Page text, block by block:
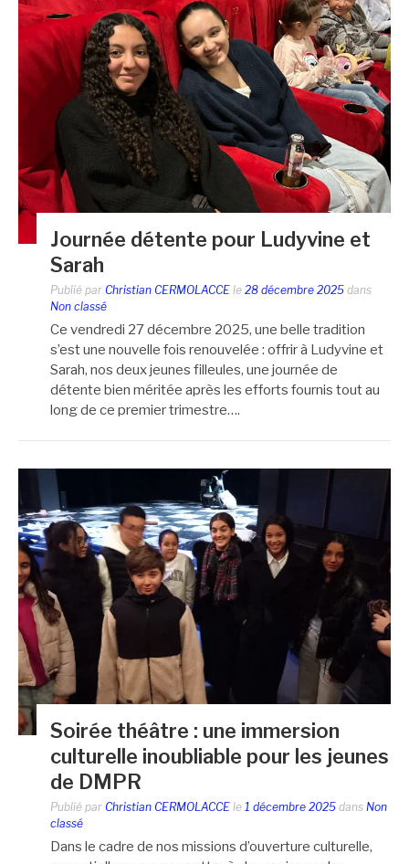
Journée détente pour Ludyvine et
Sarah
Publié par Christian CERMOLACCE le 28 décembre 2025 dans
Non classé
Ce vendredi 27 décembre 2025, une belle tradition
s’est une nouvelle fois renouvelée : offrir à Ludyvine et
Sarah, nos deux jeunes filleules, une journée de
détente bien méritée après les efforts fournis tout au
long de ce premier trimestre….
Soirée théâtre : une immersion
culturelle inoubliable pour les jeunes
de DMPR
Publié par Christian CERMOLACCE le 1 décembre 2025 dans Non
classé
Dans le cadre de nos missions d’ouverture culturelle,